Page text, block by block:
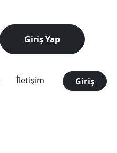
Giriş Yap
İletişim Giriş